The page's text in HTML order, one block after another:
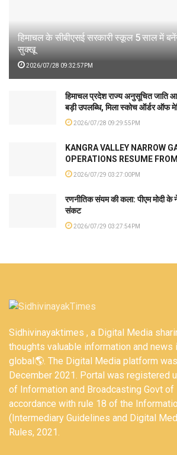
हिमाचल के सीबीएसई सरकारी स्कूल 5 साल में
सुक्खू
2026/07/28 09:32:57PM
हिमाचल प्रदेश राज्य अनुसूचित जाति
बड़ी उपलब्धि, मिला स्कोच ऑर्डर ऑफ
2026/07/28 09:29:55PM
KANGRA VALLEY NARROW
OPERATIONS RESUME
2026/07/29 03:27:00PM
रणनीतिक संयम की कला: पीएम मोदी
संकट
2026/07/29 03:27:54PM
Sidhivinayaktimes , a Digital Media
thoughts valuable information and news
global🌎. The Digital Media platform
December 2021. Portal was registered
of Information and Broadcasting Govt
accordance with rule 18 of the
(Intermediary Guidelines and Digital
Rules, 2021.